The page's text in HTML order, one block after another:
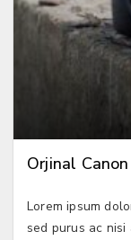
Orjinal Canon
Lorem ipsum
sed purus ac